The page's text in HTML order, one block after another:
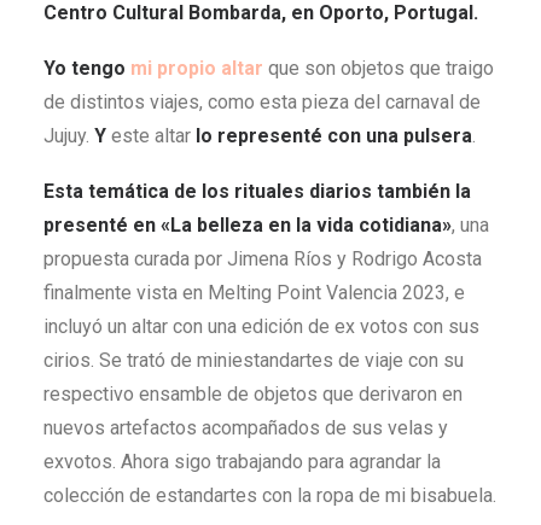
Centro Cultural Bombarda, en Oporto, Portugal.
Yo tengo mi propio altar que son objetos que traigo
de distintos viajes, como esta pieza del carnaval de
Jujuy. Y este altar lo representé con una pulsera.
Esta temática de los rituales diarios también la
presenté en «La belleza en la vida cotidiana», una
propuesta curada por Jimena Ríos y Rodrigo Acosta
finalmente vista en Melting Point Valencia 2023, e
incluyó un altar con una edición de ex votos con sus
cirios. Se trató de miniestandartes de viaje con su
respectivo ensamble de objetos que derivaron en
nuevos artefactos acompañados de sus velas y
exvotos. Ahora sigo trabajando para agrandar la
colección de estandartes con la ropa de mi bisabuela.